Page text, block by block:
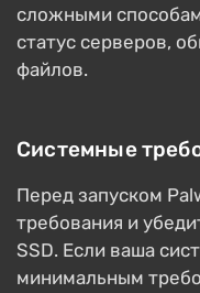
сложными
статус серверов,
файлов.
Системные
Перед запуском
требования и
SSD. Если ваша
минимальным